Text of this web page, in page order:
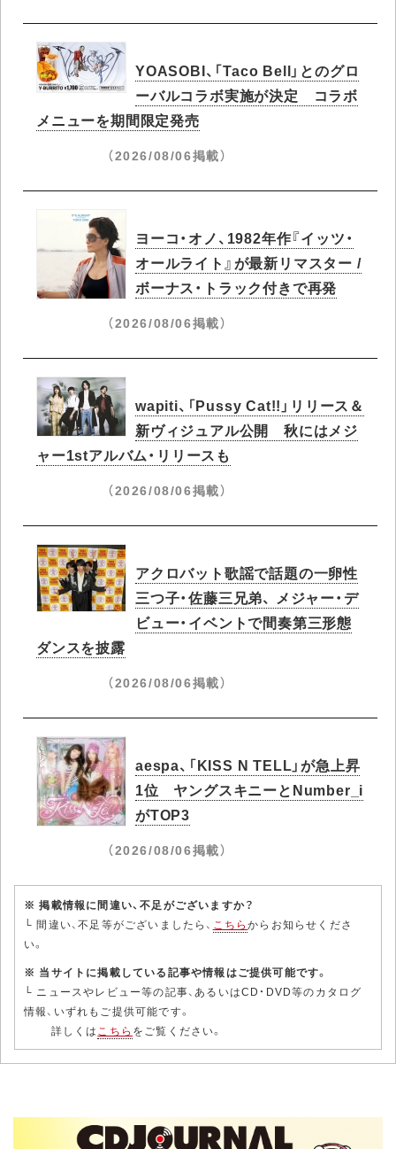
YOASOBI、「Taco Bell」とのグロ
ーバルコラボ実施が決定 コラボ
メニューを期間限定発売
（2026/08/06掲載）
ヨーコ・オノ、1982年作『イッツ・
オールライト』が最新リマスター /
ボーナス・トラック付きで再発
（2026/08/06掲載）
wapiti、「Pussy Cat!!」リリース＆
新ヴィジュアル公開 秋にはメジ
ャー1stアルバム・リリースも
（2026/08/06掲載）
アクロバット歌謡で話題の一卵性
三つ子・佐藤三兄弟、 メジャー・デ
ビュー・イベントで間奏第三形態
ダンスを披露
（2026/08/06掲載）
aespa、「KISS N TELL」が急上昇
1位 ヤングスキニーとNumber_i
がTOP3
（2026/08/06掲載）
※ 掲載情報に間違い、不足がございますか？
└ 間違い、不足等がございましたら、 こちらからお知らせくださ
い。
※ 当サイトに掲載している記事や情報はご提供可能です。
└ ニュースやレビュー等の記事、あるいはCD・DVD等のカタログ
情報、いずれもご提供可能です。
詳しくはこちら をご覧ください。